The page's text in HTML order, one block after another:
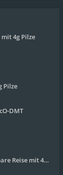
4g Pilze
Pilze
DMT
Reise mit 4g Pilze